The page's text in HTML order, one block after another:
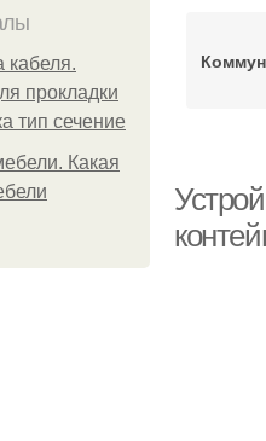
кабеля.
прокладки
тип сечение
Какая